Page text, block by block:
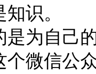
知识。
是为自己
个微信公